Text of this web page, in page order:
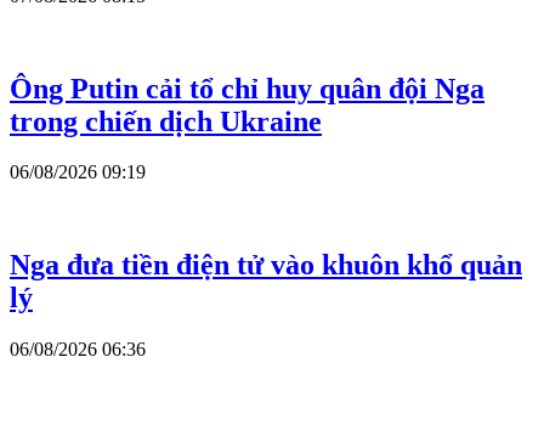
Ông Putin cải tổ chỉ huy quân đội Nga
trong chiến dịch Ukraine
06/08/2026 09:19
Nga đưa tiền điện tử vào khuôn khổ quản
lý
06/08/2026 06:36